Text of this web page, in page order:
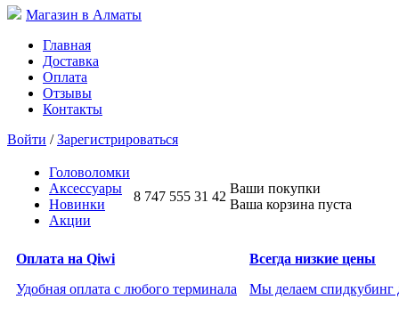
Магазин в Алматы
Главная
Доставка
Оплата
Отзывы
Контакты
Войти /Зарегистрироваться
Головоломки
Аксессуары
Новинки
Акции
8 747 555 31 42
Ваши покупки
Ваша корзина пуста
Оплата на Qiwi
Удобная оплата с любого терминала
Всегда низкие цены
Мы делаем спидкубинг